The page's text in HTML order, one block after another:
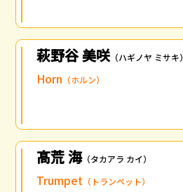
萩野谷 美咲 （ハギノヤ ミサキ）
Horn （ホルン）
髙荒 海（タカアラ カイ）
Trumpet （トランペット）